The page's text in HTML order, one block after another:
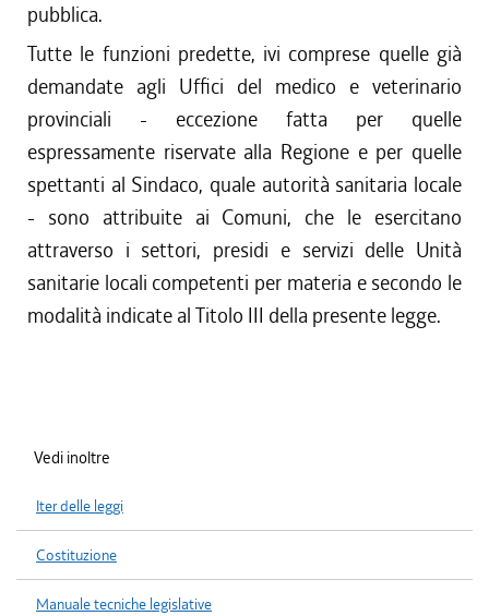
pubblica.
Tutte le funzioni predette, ivi comprese quelle già
demandate agli Uffici del medico e veterinario
provinciali - eccezione fatta per quelle
espressamente riservate alla Regione e per quelle
spettanti al Sindaco, quale autorità sanitaria locale
- sono attribuite ai Comuni, che le esercitano
attraverso i settori, presidi e servizi delle Unità
sanitarie locali competenti per materia e secondo le
modalità indicate al Titolo III della presente legge.
Vedi inoltre
Iter delle leggi
Costituzione
Manuale tecniche legislative